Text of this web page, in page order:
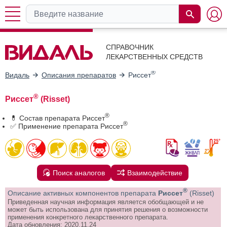
СПРАВОЧНИК
ЛЕКАРСТВЕННЫХ СРЕДСТВ
Видаль Описания препаратов Риссет®
Риссет® (Risset)
💊 Состав препарата Риссет®
✅ Применение препарата Риссет®
Поиск аналогов Взаимодействие
Описание активных компонентов препарата Риссет® (Risset)
Приведенная научная информация является обобщающей и не
может быть использована для принятия решения о возможности
применения конкретного лекарственного препарата.
Дата обновления: 2020.11.24